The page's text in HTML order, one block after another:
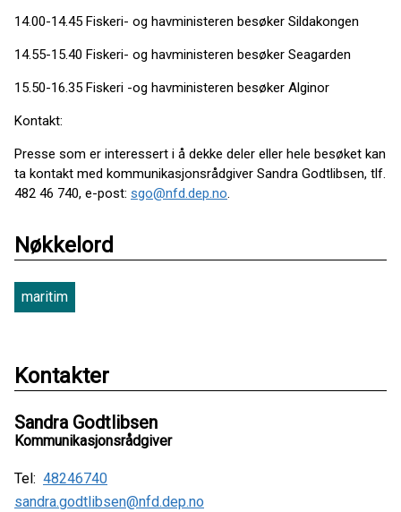
14.00-14.45 Fiskeri- og havministeren besøker Sildakongen
14.55-15.40 Fiskeri- og havministeren besøker Seagarden
15.50-16.35 Fiskeri -og havministeren besøker Alginor
Kontakt:
Presse som er interessert i å dekke deler eller hele besøket kan
ta kontakt med kommunikasjonsrådgiver Sandra Godtlibsen, tlf.
482 46 740, e-post: sgo@nfd.dep.no.
Nøkkelord
maritim
Kontakter
Sandra Godtlibsen
Kommunikasjonsrådgiver
Tel: 48246740
sandra.godtlibsen@nfd.dep.no